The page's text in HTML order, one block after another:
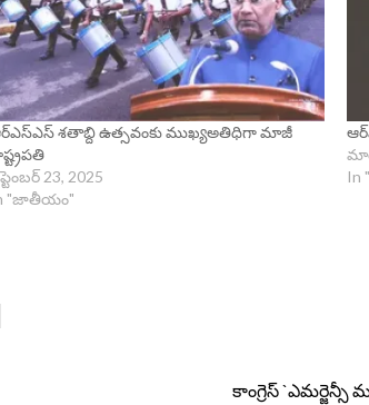
శతాబ్ది ఉత్సవంకు ముఖ్యఅతిధిగా మాజీ
23, 2025
"జాతీయం"
కాంగ్రెస్ `ఎమర్జెన్సీ